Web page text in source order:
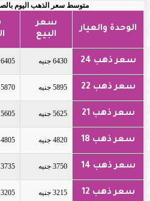
متوسط سعر الذهب اليوم
الوحدة والعيار
سعر
البيع
سعر ذهب 24 6430 جنيه 6405 جنيه
سعر ذهب 22 5895 جنيه 5870 جنيه
سعر ذهب 21 5625 جنيه 5605 جنيه
سعر ذهب 18 4820 جنيه 4805 جنيه
سعر ذهب 14 3750 جنيه 3735 جنيه
سعر ذهب 12 3215 جنيه 3205 جنيه